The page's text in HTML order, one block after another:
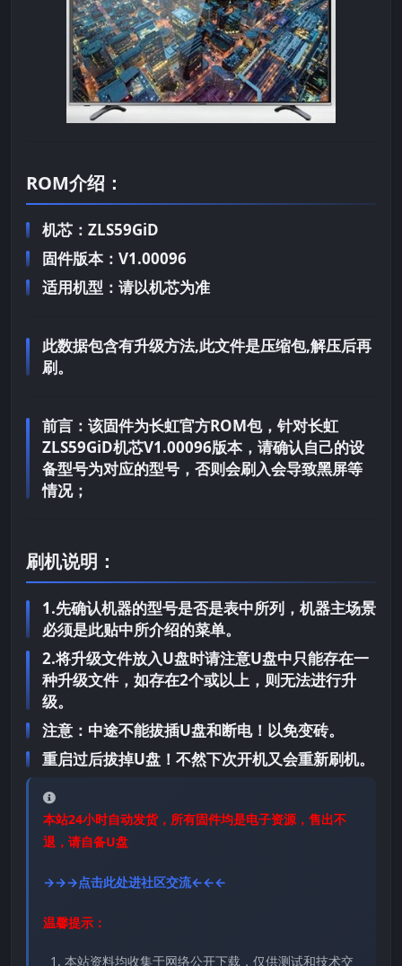
ROM介绍：
机芯：ZLS59GiD
固件版本：V1.00096
适用机型：请以机芯为准
此数据包含有升级方法,此文件是压缩包,解压后再
刷。
前言： 该固件为长虹官方ROM包，针对长虹
ZLS59GiD机芯V1.00096版本，请确认自己的设
备型号为对应的型号，否则会刷入会导致黑屏等
情况；
刷机说明：
1.先确认机器的型号是否是表中所列，机器主场景
必须是此贴中所介绍的菜单。
2.将升级文件放入U盘时请注意U盘中只能存在一
种升级文件，如存在2个或以上，则无法进行升
级。
注意：中途不能拔插U盘和断电！以免变砖。
重启过后拔掉U盘！不然下次开机又会重新刷机。
本站24小时自动发货，所有固件均是电子资源，售出不
退，请自备U盘
→→→点击此处进社区交流←←←
温馨提示：
本站资料均收集于网络公开下载，仅供测试和技术交